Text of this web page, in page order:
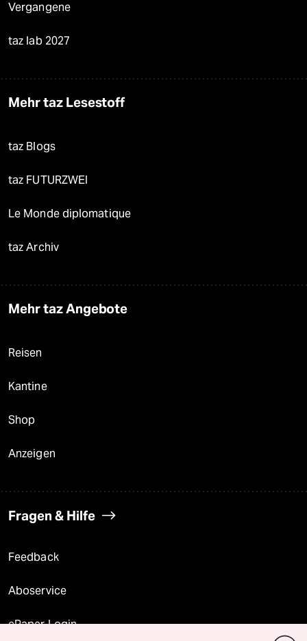
Vergangene
taz lab 2027
Mehr taz Lesestoff
taz Blogs
taz FUTURZWEI
Le Monde diplomatique
taz Archiv
Mehr taz Angebote
Reisen
Kantine
Shop
Anzeigen
Fragen & Hilfe
Feedback
Aboservice
ePaper Login